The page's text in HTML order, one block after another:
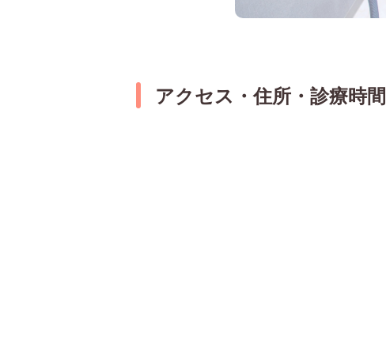
アクセス・住所・診療時間